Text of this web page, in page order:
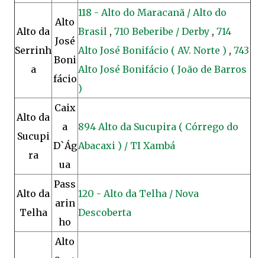
Alto da
Serrinh
a
Alto
José
Boni
fácio
118 - Alto do Maracanã / Alto do
Brasil , 710 Beberibe / Derby , 714
Alto José Bonifácio ( AV. Norte ) , 743
Alto José Bonifácio ( João de Barros
)
Alto da
Sucupi
ra
Caix
a
D`Ág
ua
894 Alto da Sucupira ( Córrego do
Abacaxi ) / TI Xambá
Alto da
Telha
Pass
arin
ho
120 - Alto da Telha / Nova
Descoberta
Alto